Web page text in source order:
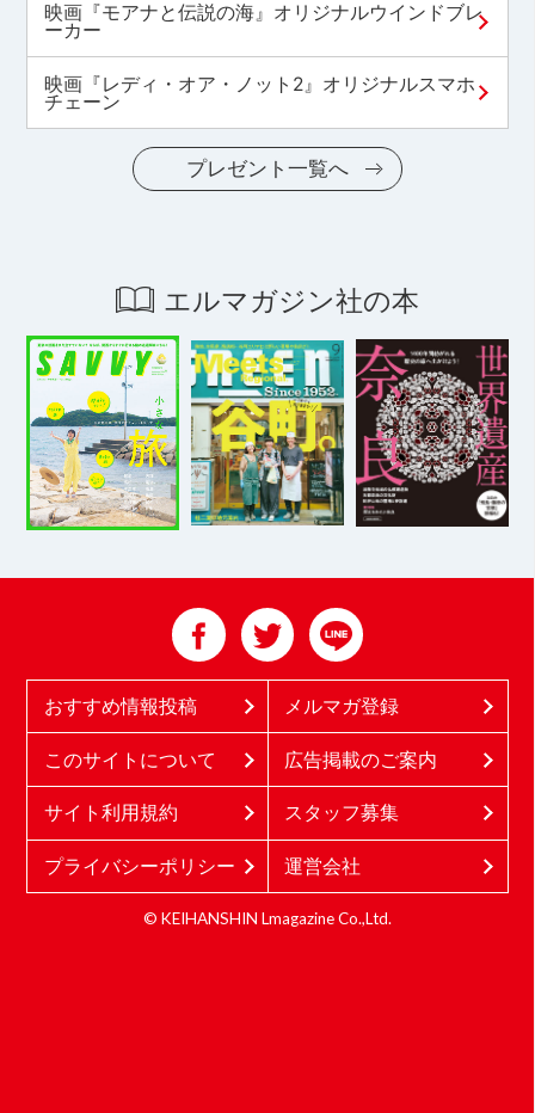
映画『モアナと伝説の海』オリジナルウインドブレ
ーカー
映画『レディ・オア・ノット2』オリジナルスマホ
チェーン
プレゼント一覧へ
エルマガジン社の本
おすすめ情報投稿 メルマガ登録
このサイトについて 広告掲載のご案内
サイト利用規約 スタッフ募集
プライバシーポリシー 運営会社
© KEIHANSHIN Lmagazine Co.,Ltd.